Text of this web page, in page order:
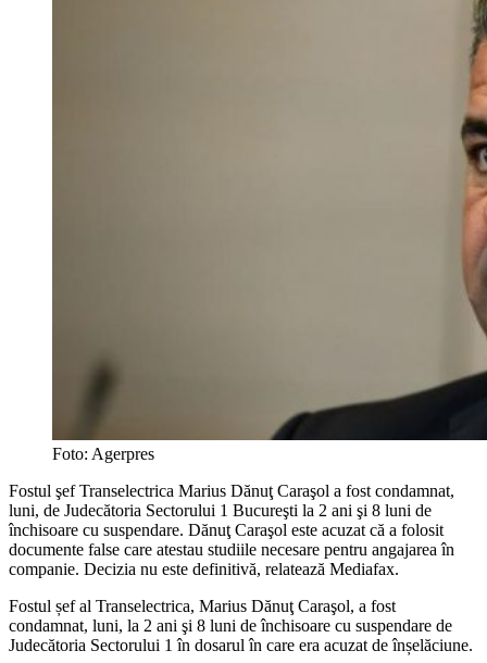
Foto: Agerpres
Fostul şef Transelectrica Marius Dănuţ Caraşol a fost condamnat,
luni, de Judecătoria Sectorului 1 Bucureşti la 2 ani şi 8 luni de
închisoare cu suspendare. Dănuţ Caraşol este acuzat că a folosit
documente false care atestau studiile necesare pentru angajarea în
companie. Decizia nu este definitivă, relatează Mediafax.
Fostul șef al Transelectrica, Marius Dănuţ Caraşol, a fost
condamnat, luni, la 2 ani şi 8 luni de închisoare cu suspendare de
Judecătoria Sectorului 1 în dosarul în care era acuzat de înșelăciune.